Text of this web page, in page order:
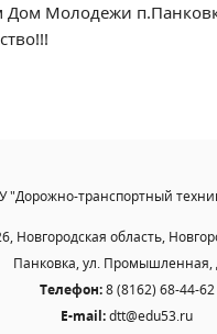
ОБ ОБРАЗОВАТЕЛЬНОЙ
и органы управления
Дом Молодежи
"Дорожно-транспортный
Новгородская область,
Панковка, ул. Промышленная,
Телефон:8 (8162) 68-44-62
E-mail:dtt@edu53.ru